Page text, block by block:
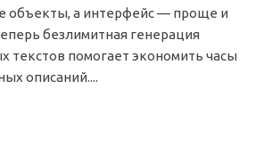
объекты, а интерфейс — проще и
безлимитная генерация
текстов помогает экономить часы
описаний....